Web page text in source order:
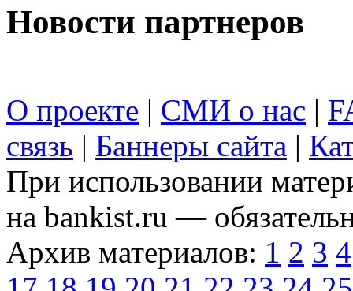
Новости партнеров
О проекте | СМИ о нас |
связь | Баннеры сайта |
При использовании
на bankist.ru —
Архив материалов: 1 2 3 4